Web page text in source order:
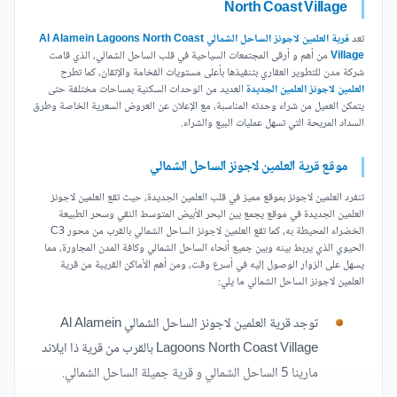
North Coast Village
تعد
قرية العلمين لاجونز الساحل الشمالي Al Alamein Lagoons North Coast
Villageمن أهم و أرقى المجتمعات السياحية في قلب الساحل الشمالي، الذي قامت
شركة مدن للتطوير العقاري بتنفيذها بأعلى مستويات الفخامة والإتقان، كما تطرح
العلمين لاجونز العلمين الجديدةالعديد من الوحدات السكنية بمساحات مختلفة حتى
يتمكن العميل من شراء وحدته المناسبة، مع الإعلان عن العروض السعرية الخاصة وطرق
السداد المريحة التي تسهل عمليات البيع والشراء.
موقع قرية العلمين لاجونز الساحل الشمالي
تنفرد العلمين لاجونز بموقع مميز في قلب العلمين الجديدة، حيث تقع العلمين لاجونز
العلمين الجديدة في موقع يجمع بين البحر الأبيض المتوسط النقي وسحر الطبيعة
الخضراء المحيطة به، كما تقع العلمين لاجونز الساحل الشمالي بالقرب من محور C3
الحيوي الذي يربط بينه وبين جميع أنحاء الساحل الشمالي وكافة المدن المجاورة، مما
يسهل على الزوار الوصول إليه في أسرع وقت، ومن أهم الأماكن القريبة من قرية
العلمين لاجونز الساحل الشمالي ما يلي:
توجد قرية العلمين لاجونز الساحل الشمالي Al Alamein
Lagoons North Coast Village بالقرب من قرية ذا ايلاند
مارينا 5 الساحل الشمالي و قرية جميلة الساحل الشمالي.